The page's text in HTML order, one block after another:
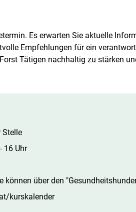
Es erwarten Sie aktuelle
Empfehlungen für ein
Tätigen nachhaltig zu stärken
Stelle
16 Uhr
können über den
​kurskalender​